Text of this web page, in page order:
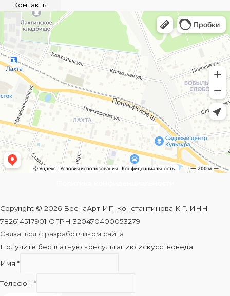
Контакты
Copyright © 2026 ВеснаАрт ИП Константинова К.Г. ИНН
782614517901 ОГРН 320470400053279
Связаться с разработчиком сайта
Получите бесплатную консультацию искусствоведа
Имя *
Телефон *